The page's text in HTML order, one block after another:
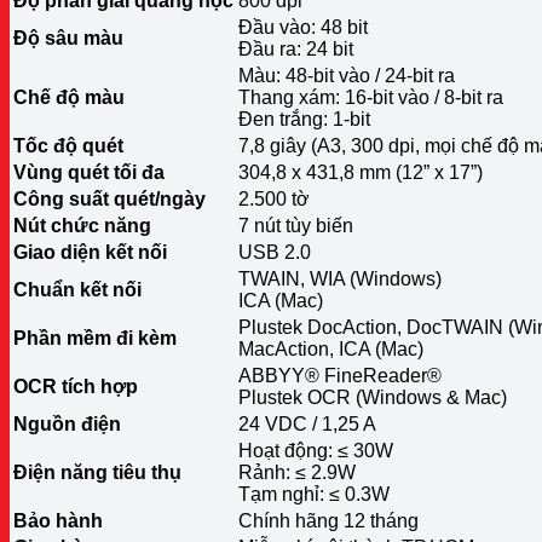
Độ sâu màu
Đầu vào: 48 bit
Đầu ra: 24 bit
Chế độ màu
Màu: 48-bit vào / 24-bit ra
Thang xám: 16-bit vào / 8-bit ra
Đen trắng: 1-bit
Tốc độ quét
7,8 giây (A3, 300 dpi, mọi chế độ
Vùng quét tối đa
304,8 x 431,8 mm (12” x 17”)
Công suất quét/ngày
2.500 tờ
Nút chức năng
7 nút tùy biến
Giao diện kết nối
USB 2.0
Chuẩn kết nối
TWAIN, WIA (Windows)
ICA (Mac)
Phần mềm đi kèm
Plustek DocAction, DocTWAIN
MacAction, ICA (Mac)
OCR tích hợp
ABBYY® FineReader®
Plustek OCR (Windows & Mac)
Nguồn điện
24 VDC / 1,25 A
Điện năng tiêu thụ
Hoạt động: ≤ 30W
Rảnh: ≤ 2.9W
Tạm nghỉ: ≤ 0.3W
Bảo hành
Chính hãng 12 tháng